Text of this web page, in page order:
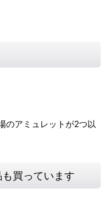
のアミュレットが2つ以
買っています